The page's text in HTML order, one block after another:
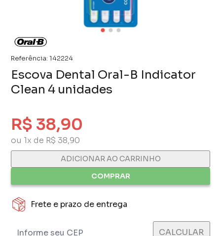
Referência: 142224
Escova Dental Oral-B Indicator
Clean 4 unidades
R$ 38,90
ou 1x de R$ 38,90
ADICIONAR AO CARRINHO
COMPRAR
Frete e prazo de entrega